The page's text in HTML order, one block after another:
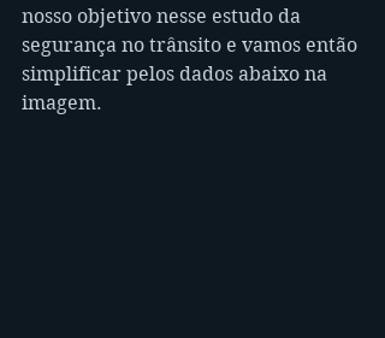
nosso objetivo nesse estudo da
segurança no trânsito e vamos então
simplificar pelos dados abaixo na
imagem.